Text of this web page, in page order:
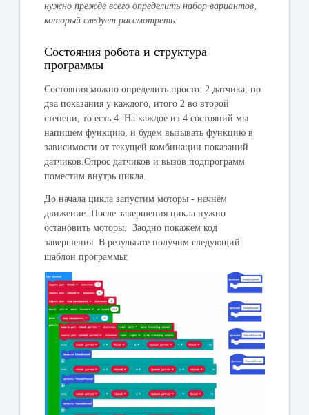
нужно прежде всего определить набор вариантов,
который следует рассмотреть.
Состояния робота и структура
программы
Состояния можно определить просто: 2 датчика, по
два показания у каждого, итого 2 во второй
степени, то есть 4. На каждое из 4 состояний мы
напишем функцию, и будем вызывать функцию в
зависимости от текущей комбинации показаний
датчиков.Опрос датчиков и вызов подпрограмм
поместим внутрь цикла.
До начала цикла запустим моторы - начнём
движение. После завершения цикла нужно
остановить моторы. Заодно покажем код
завершения. В результате получим следующий
шаблон программы: